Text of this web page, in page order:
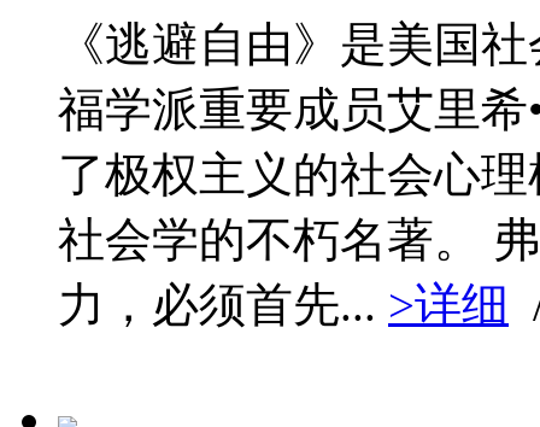
《逃避自由》是美国
福学派重要成员艾里
了极权主义的社会心
社会学的不朽名著。
力，必须首先... >详细